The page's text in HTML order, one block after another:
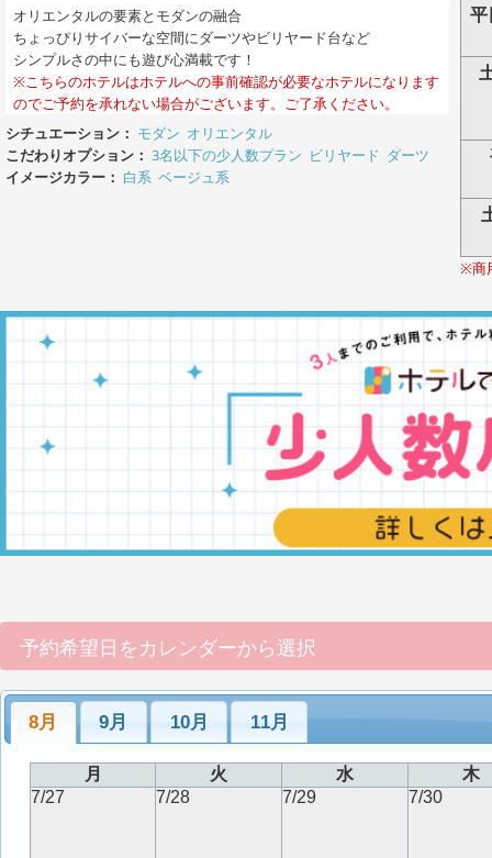
オリエンタルの要素とモダンの融合
ちょっぴりサイバーな空間にダーツやビリヤード台など
シンプルさの中にも遊び心満載です！
※こちらのホテルはホテルへの事前確認が必要なホテルになります
のでご予約を承れない場合がございます。ご了承ください。
シチュエーション： モダン オリエンタル
こだわりオプション： 3名以下の少人数プラン ビリヤード ダーツ
イメージカラー： 白系 ベージュ系
※商
予約希望日をカレンダーから選択
8月 9月 10月 11月
月 火 水
木
7/27
7/28 7/29 7/30